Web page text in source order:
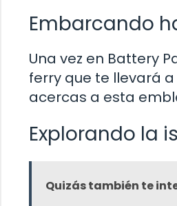
Embarcando
Una vez en Battery
ferry que te llevará
acercas a esta
Explorando la
Quizás también te